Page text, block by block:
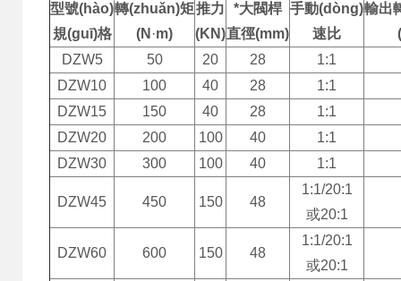
型號(hào)
規(guī)格
轉(zhuǎn)矩
(N ·m)
推力
(KN)
*大閥桿
直徑(mm)
手動(dòng)
速比
輸出
DZW5
50 20 28 1:1
DZW10
100 40 28 1:1
DZW15
150 40 28 1:1
DZW20
200 100 40 1:1
DZW30
300 100 40 1:1
DZW45 450 150 48
1:1/20:1
或20:1
DZW60 600 150 48
1:1/20:1
或20:1